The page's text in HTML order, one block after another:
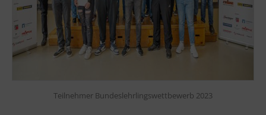
Teilnehmer Bundeslehrlingswettbewerb 2023